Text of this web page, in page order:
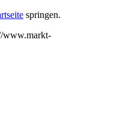
springen.
www.markt-